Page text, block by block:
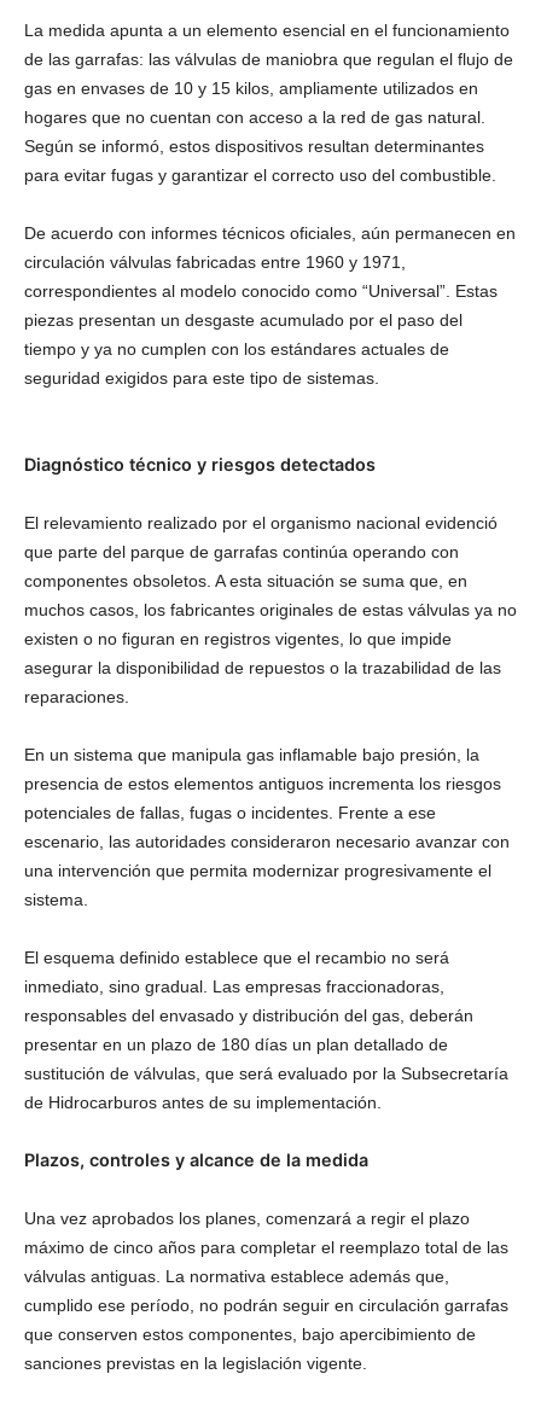
La medida apunta a un elemento esencial en el funcionamiento
de las garrafas: las válvulas de maniobra que regulan el flujo de
gas en envases de 10 y 15 kilos, ampliamente utilizados en
hogares que no cuentan con acceso a la red de gas natural.
Según se informó, estos dispositivos resultan determinantes
para evitar fugas y garantizar el correcto uso del combustible.
De acuerdo con informes técnicos oficiales, aún permanecen en
circulación válvulas fabricadas entre 1960 y 1971,
correspondientes al modelo conocido como “Universal”. Estas
piezas presentan un desgaste acumulado por el paso del
tiempo y ya no cumplen con los estándares actuales de
seguridad exigidos para este tipo de sistemas.
Diagnóstico técnico y riesgos detectados
El relevamiento realizado por el organismo nacional evidenció
que parte del parque de garrafas continúa operando con
componentes obsoletos. A esta situación se suma que, en
muchos casos, los fabricantes originales de estas válvulas ya no
existen o no figuran en registros vigentes, lo que impide
asegurar la disponibilidad de repuestos o la trazabilidad de las
reparaciones.
En un sistema que manipula gas inflamable bajo presión, la
presencia de estos elementos antiguos incrementa los riesgos
potenciales de fallas, fugas o incidentes. Frente a ese
escenario, las autoridades consideraron necesario avanzar con
una intervención que permita modernizar progresivamente el
sistema.
El esquema definido establece que el recambio no será
inmediato, sino gradual. Las empresas fraccionadoras,
responsables del envasado y distribución del gas, deberán
presentar en un plazo de 180 días un plan detallado de
sustitución de válvulas, que será evaluado por la Subsecretaría
de Hidrocarburos antes de su implementación.
Plazos, controles y alcance de la medida
Una vez aprobados los planes, comenzará a regir el plazo
máximo de cinco años para completar el reemplazo total de las
válvulas antiguas. La normativa establece además que,
cumplido ese período, no podrán seguir en circulación garrafas
que conserven estos componentes, bajo apercibimiento de
sanciones previstas en la legislación vigente.